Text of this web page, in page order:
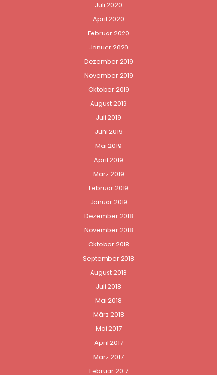
Juli 2020
April 2020
Februar 2020
Januar 2020
Dezember 2019
November 2019
Oktober 2019
August 2019
Juli 2019
Juni 2019
Mai 2019
April 2019
März 2019
Februar 2019
Januar 2019
Dezember 2018
November 2018
Oktober 2018
September 2018
August 2018
Juli 2018
Mai 2018
März 2018
Mai 2017
April 2017
März 2017
Februar 2017